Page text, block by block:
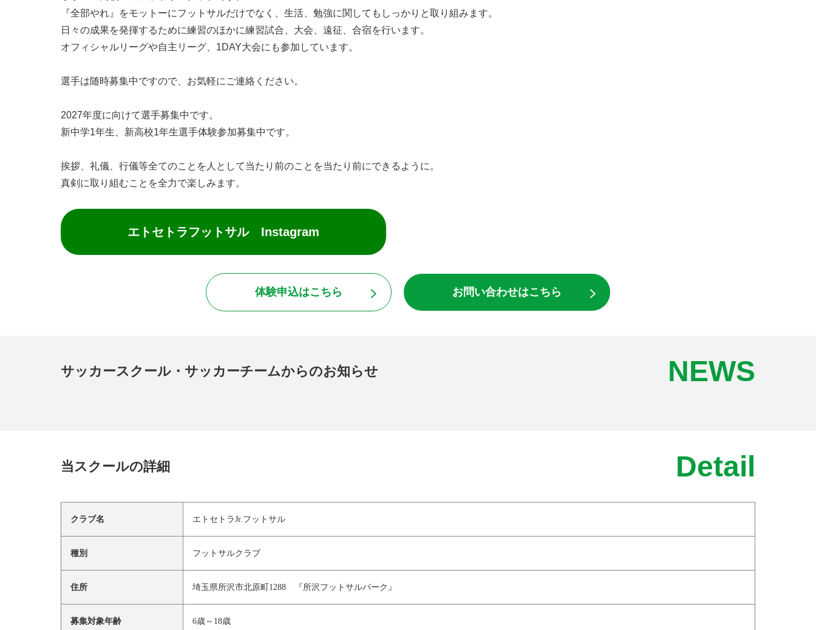
『全部やれ』をモットーにフットサルだけでなく、生活、勉強に関してもしっかりと取り組みます。
日々の成果を発揮するために練習のほかに練習試合、大会、遠征、合宿を行います。
オフィシャルリーグや自主リーグ、1DAY大会にも参加しています。
選手は随時募集中ですので、お気軽にご連絡ください。
2027年度に向けて選手募集中です。
新中学1年生、新高校1年生選手体験参加募集中です。
挨拶、礼儀、行儀等全てのことを人として当たり前のことを当たり前にできるように。
真剣に取り組むことを全力で楽しみます。
エトセトラフットサル Instagram
体験申込はこちら お問い合わせはこちら
サッカースクール・サッカーチームからのお知らせ NEWS
当スクールの詳細 Detail
クラブ名 エトセトラJr.フットサル
種別 フットサルクラブ
住所 埼玉県所沢市北原町1288 『所沢フットサルパーク』
募集対象年齢 6歳～18歳